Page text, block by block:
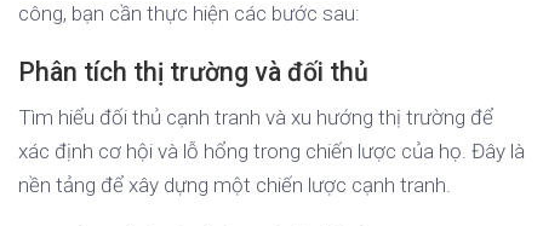
công, bạn cần thực hiện các bước sau:
Phân tích thị trường và đối thủ
Tìm hiểu đối thủ cạnh tranh và xu hướng thị trường để
xác định cơ hội và lỗ hổng trong chiến lược của họ. Đây là
nền tảng để xây dựng một chiến lược cạnh tranh.